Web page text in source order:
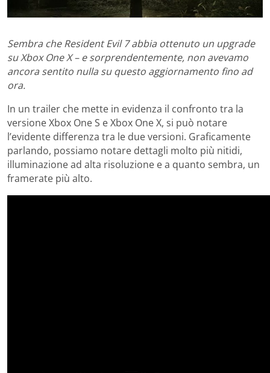
Sembra che Resident Evil 7 abbia ottenuto un upgrade
su Xbox One X – e sorprendentemente, non avevamo
ancora sentito nulla su questo aggiornamento fino ad
ora.
In un trailer che mette in evidenza il confronto tra la
versione Xbox One S e Xbox One X, si può notare
l’evidente differenza tra le due versioni. Graficamente
parlando, possiamo notare dettagli molto più nitidi,
illuminazione ad alta risoluzione e a quanto sembra, un
framerate più alto.